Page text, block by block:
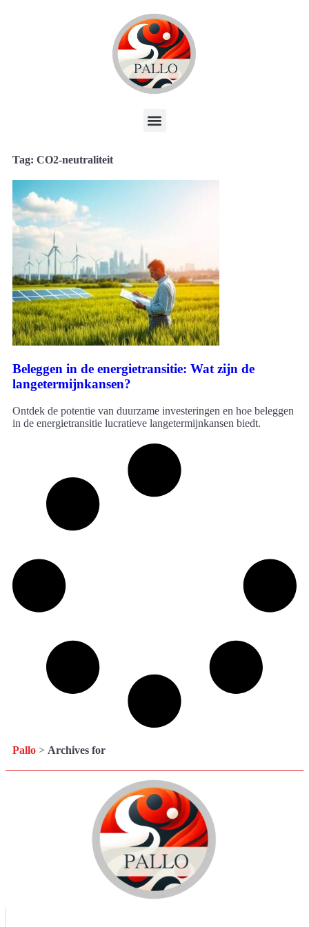
Tag: CO2-neutraliteit
Beleggen in de energietransitie: Wat zijn de
langetermijnkansen?
Ontdek de potentie van duurzame investeringen en hoe beleggen
in de energietransitie lucratieve langetermijnkansen biedt.
Pallo > Archives for